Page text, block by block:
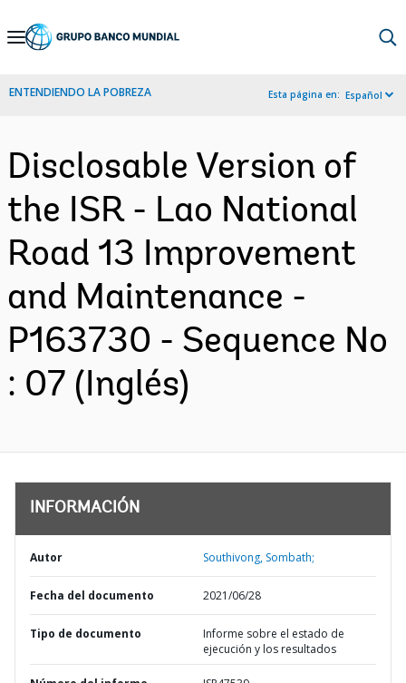
Skip
Navigation
ENTENDIENDO LA POBREZA Esta página en: Español
Disclosable Version of
the ISR - Lao National
Road 13 Improvement
and Maintenance -
P163730 - Sequence No
: 07 (Inglés)
INFORMACIÓN
Autor Southivong, Sombath;
Fecha del documento 2021/06/28
Tipo de documento
Informe sobre el estado de
ejecución y los resultados